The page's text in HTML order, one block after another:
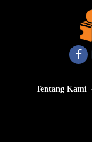
Tentang Kami